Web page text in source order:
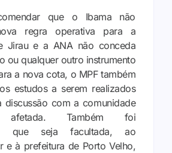
que o Ibama não
regra operativa para a
Jirau e a ANA não conceda
ou qualquer outro instrumento
a nova cota, o MPF também
estudos a serem realizados
discussão com a comunidade
afetada. Também foi
que seja facultada, ao
e à prefeitura de Porto Velho,